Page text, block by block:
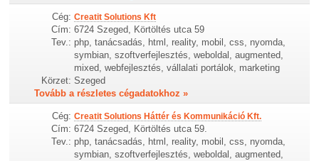
Cég: Creatit Solutions Kft
Cím: 6724 Szeged, Körtöltés utca 59
Tev.: php, tanácsadás, html, reality, mobil, css, nyomda,
symbian, szoftverfejlesztés, weboldal, augmented,
mixed, webfejlesztés, vállalati portálok, marketing
Körzet: Szeged
Tovább a részletes cégadatokhoz »
Cég: Creatit Solutions Háttér és Kommunikáció Kft.
Cím: 6724 Szeged, Körtöltés utca 59.
Tev.: php, tanácsadás, html, reality, mobil, css, nyomda,
symbian, szoftverfejlesztés, weboldal, augmented,